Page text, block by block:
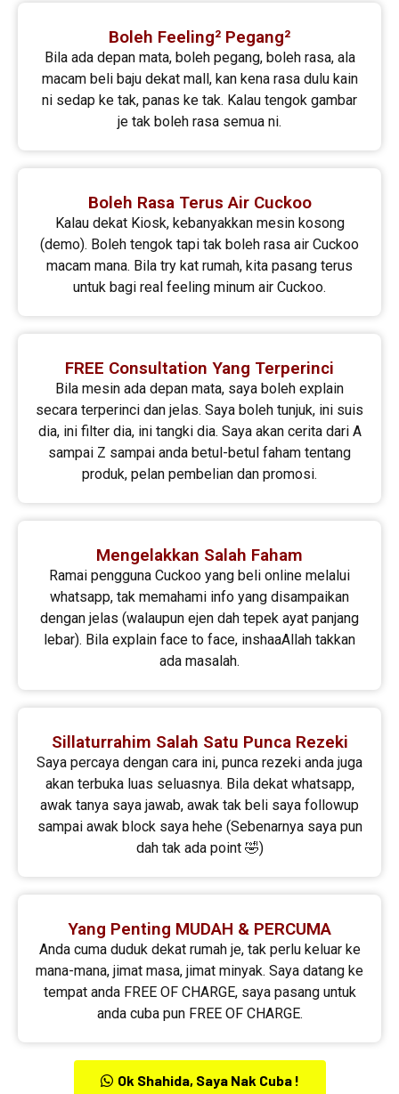
Boleh Feeling² Pegang²
Bila ada depan mata, boleh pegang, boleh rasa, ala
macam beli baju dekat mall, kan kena rasa dulu kain
ni sedap ke tak, panas ke tak. Kalau tengok gambar
je tak boleh rasa semua ni.
Boleh Rasa Terus Air Cuckoo
Kalau dekat Kiosk, kebanyakkan mesin kosong
(demo). Boleh tengok tapi tak boleh rasa air Cuckoo
macam mana. Bila try kat rumah, kita pasang terus
untuk bagi real feeling minum air Cuckoo.
FREE Consultation Yang Terperinci
Bila mesin ada depan mata, saya boleh explain
secara terperinci dan jelas. Saya boleh tunjuk, ini suis
dia, ini filter dia, ini tangki dia. Saya akan cerita dari A
sampai Z sampai anda betul-betul faham tentang
produk, pelan pembelian dan promosi.
Mengelakkan Salah Faham
Ramai pengguna Cuckoo yang beli online melalui
whatsapp, tak memahami info yang disampaikan
dengan jelas (walaupun ejen dah tepek ayat panjang
lebar). Bila explain face to face, inshaaAllah takkan
ada masalah.
Sillaturrahim Salah Satu Punca Rezeki
Saya percaya dengan cara ini, punca rezeki anda juga
akan terbuka luas seluasnya. Bila dekat whatsapp,
awak tanya saya jawab, awak tak beli saya followup
sampai awak block saya hehe (Sebenarnya saya pun
dah tak ada point 🤣)
Yang Penting MUDAH & PERCUMA
Anda cuma duduk dekat rumah je, tak perlu keluar ke
mana-mana, jimat masa, jimat minyak. Saya datang ke
tempat anda FREE OF CHARGE, saya pasang untuk
anda cuba pun FREE OF CHARGE.
Ok Shahida, Saya Nak Cuba !